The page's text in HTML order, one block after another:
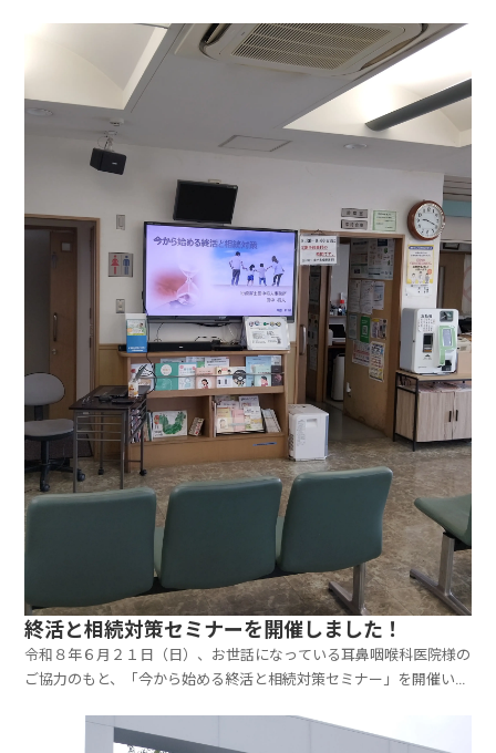
月以上でリセット、その時点から５年以上の滞在が必要 ・年間通
算半年以上の海外渡航でリセットされ、その時点から５年...
終活と相続対策セミナーを開催しました！
令和８年６月２１日（日）、お世話になっている耳鼻咽喉科医院様の
ご協力のもと、「今から始める終活と相続対策セミナー」を開催いた
にあります。一方で「何から始めればよいのかわからない」「まだ、